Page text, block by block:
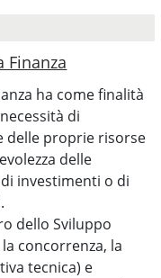
Finanza
ha come finalità
di
delle proprie risorse
delle
investimenti o di
dello Sviluppo
concorrenza, la
tecnica) e